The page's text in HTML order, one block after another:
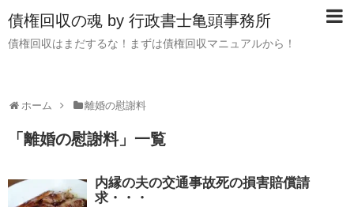
債権回収の魂 by 行政書士亀頭事務所
債権回収はまだするな！まずは債権回収マニュアルから！
ホーム 離婚の慰謝料
「 離婚の慰謝料」 一覧
内縁の夫の交通事故死の損害賠償請
求・・・